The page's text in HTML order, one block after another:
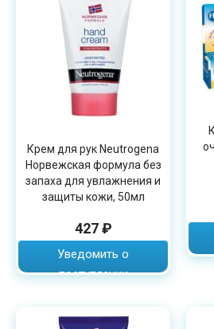
Крем для рук Neutrogena
Норвежская формула без
запаха для увлажнения и
защиты кожи, 50мл
427 ₽
Уведомить о
поступлении